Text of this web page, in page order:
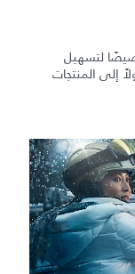
لتسهيل
إلى المنتجات